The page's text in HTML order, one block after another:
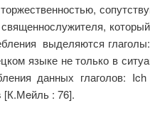
выделяются
языке не только в
данных глаголов:
[К.Мeйль : 76].